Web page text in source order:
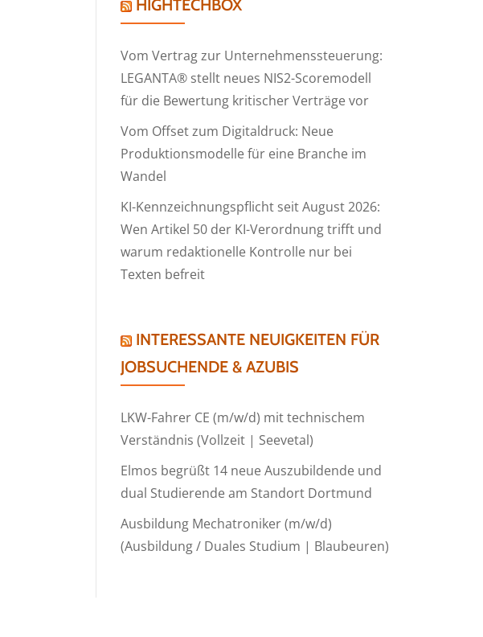
HIGHTECHBOX
Vom Vertrag zur Unternehmenssteuerung:
LEGANTA® stellt neues NIS2-Scoremodell
für die Bewertung kritischer Verträge vor
Vom Offset zum Digitaldruck: Neue
Produktionsmodelle für eine Branche im
Wandel
KI-Kennzeichnungspflicht seit August 2026:
Wen Artikel 50 der KI-Verordnung trifft und
warum redaktionelle Kontrolle nur bei
Texten befreit
INTERESSANTE NEUIGKEITEN FÜR
JOBSUCHENDE & AZUBIS
LKW-Fahrer CE (m/w/d) mit technischem
Verständnis (Vollzeit | Seevetal)
Elmos begrüßt 14 neue Auszubildende und
dual Studierende am Standort Dortmund
Ausbildung Mechatroniker (m/w/d)
(Ausbildung / Duales Studium | Blaubeuren)